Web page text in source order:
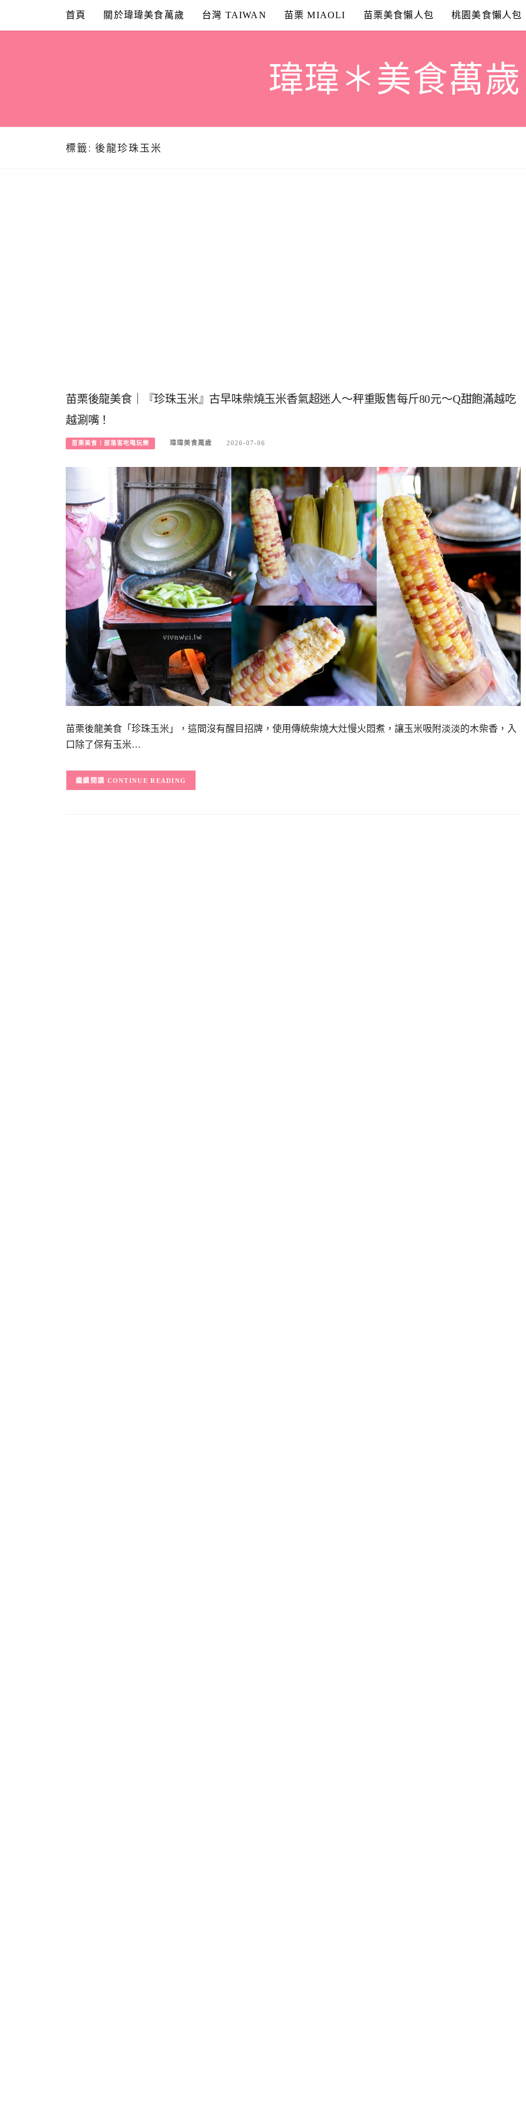
content
首頁 關於瑋瑋美食萬歲 台灣 TAIWAN 苗栗 MIAOLI 苗栗美食懶人包 桃園美食懶人包
瑋瑋＊美食萬歲
標籤: 後龍珍珠玉米
苗栗後龍美食｜『珍珠玉米』古早味柴燒玉米香氣超迷人～秤重販售每斤80元～Q甜飽滿越吃
越涮嘴！
苗栗美食｜部落客吃喝玩樂 瑋瑋美食萬歲 2026-07-06
苗栗後龍美食「珍珠玉米」，這間沒有醒目招牌，使用傳統柴燒大灶慢火悶煮，讓玉米吸附淡淡的木柴香，入
口除了保有玉米…
CONTINUE READING